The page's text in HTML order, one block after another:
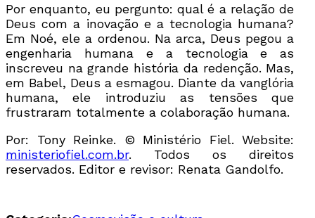
Por enquanto, eu pergunto: qual é a relação de
Deus com a inovação e a tecnologia humana?
Em Noé, ele a ordenou. Na arca, Deus pegou a
engenharia humana e a tecnologia e as
inscreveu na grande história da redenção. Mas,
em Babel, Deus a esmagou. Diante da vanglória
humana, ele introduziu as tensões que
frustraram totalmente a colaboração humana.
Por: Tony Reinke. ©️ Ministério Fiel. Website:
ministeriofiel.com.br. Todos os direitos
reservados. Editor e revisor: Renata Gandolfo.